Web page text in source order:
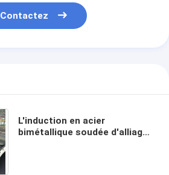
Contactez
L'induction en acier
bimétallique soudée d'alliage